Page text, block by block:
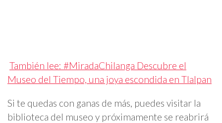
También lee: #MiradaChilanga Descubre el
Museo del Tiempo, una joya escondida en Tlalpan
Si te quedas con ganas de más, puedes visitar la
biblioteca del museo y próximamente se reabrirá